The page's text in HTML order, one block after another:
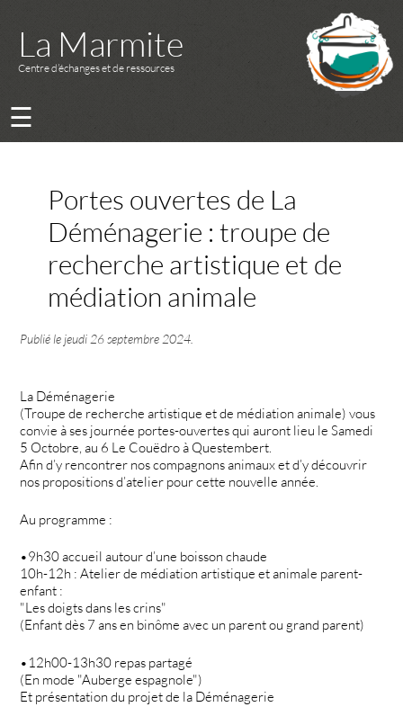
La Marmite
Centre d’échanges et de ressources
☰
Portes ouvertes de La
Déménagerie : troupe de
recherche artistique et de
médiation animale
Publié le jeudi 26 septembre 2024
La Déménagerie
(Troupe de recherche artistique et de médiation animale) vous
convie à ses journée portes-ouvertes qui auront lieu le Samedi
5 Octobre, au 6 Le Couëdro à Questembert.
Afin d’y rencontrer nos compagnons animaux et d’y découvrir
nos propositions d’atelier pour cette nouvelle année.
Au programme :
•9h30 accueil autour d’une boisson chaude
10h-12h : Atelier de médiation artistique et animale parent-
enfant :
"Les doigts dans les crins"
(Enfant dès 7 ans en binôme avec un parent ou grand parent)
•12h00-13h30 repas partagé
(En mode "Auberge espagnole")
Et présentation du projet de la Déménagerie